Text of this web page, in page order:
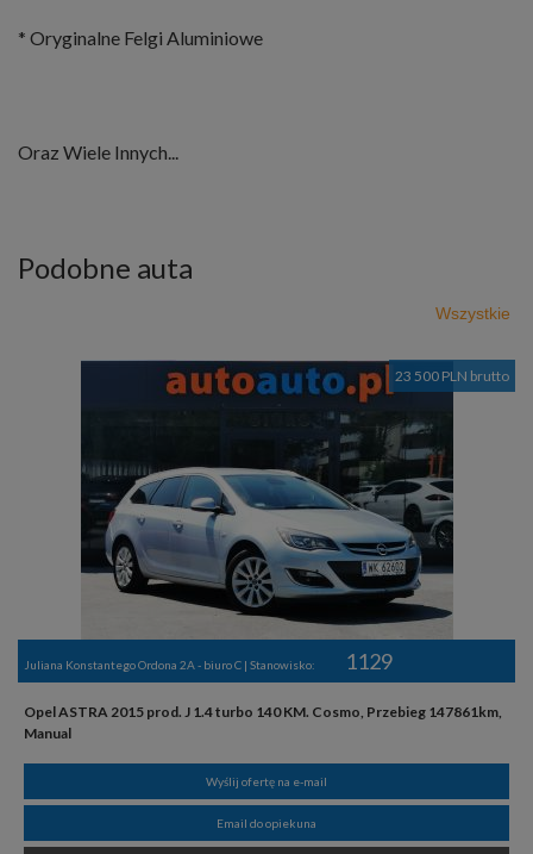
* Oryginalne Felgi Aluminiowe
Oraz Wiele Innych...
Podobne auta
Wszystkie
23 500 PLN brutto
Juliana Konstantego Ordona 2A - biuro C | Stanowisko: 1129
Opel ASTRA 2015 prod. J 1.4 turbo 140 KM. Cosmo, Przebieg 147861km,
Manual
Wyślij ofertę na e-mail
Email do opiekuna